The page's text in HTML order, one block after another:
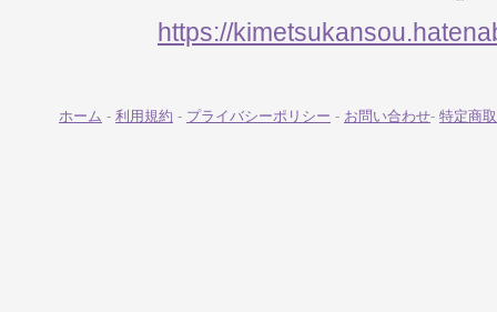
https://
ホーム - 利用規約 - プライバシーポリシー - お問い合わせ- 特定商